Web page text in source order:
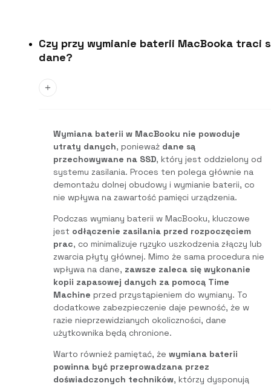
Czy przy wymianie baterii MacBooka traci
dane?
Wymiana baterii w MacBooku nie powoduje
utraty danych, ponieważ dane są
przechowywane na SSD, który jest oddzielony od
systemu zasilania. Proces ten polega głównie na
demontażu dolnej obudowy i wymianie baterii, co
nie wpływa na zawartość pamięci urządzenia.
Podczas wymiany baterii w MacBooku, kluczowe
jest odłączenie zasilania przed rozpoczęciem
prac, co minimalizuje ryzyko uszkodzenia złączy lub
zwarcia płyty głównej. Mimo że sama procedura nie
wpływa na dane, zawsze zaleca się wykonanie
kopii zapasowej danych za pomocą Time
Machine przed przystąpieniem do wymiany. To
dodatkowe zabezpieczenie daje pewność, że w
razie nieprzewidzianych okoliczności, dane
użytkownika będą chronione.
Warto również pamiętać, że wymiana baterii
powinna być przeprowadzana przez
doświadczonych techników, którzy dysponują